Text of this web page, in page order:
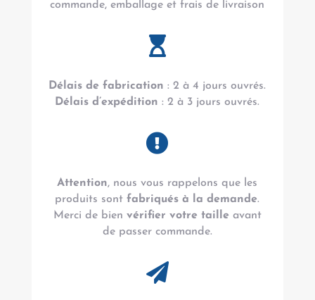
commande, emballage et frais de livraison

Délais de fabrication : 2 à 4 jours ouvrés.
Délais d’expédition : 2 à 3 jours ouvrés.

Attention, nous vous rappelons que les
produits sontfabriqués à la demande.
Merci de bien vérifier votre taille avant
de passer commande.
